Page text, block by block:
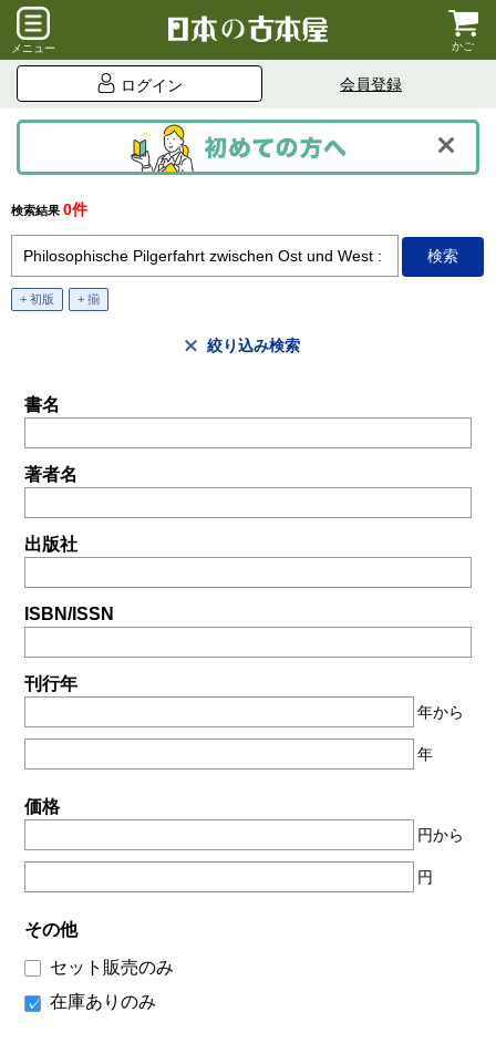
メニュー かご
ログイン 会員登録
検索結果 0件
+ 初版 + 揃
絞り込み検索
書名
著者名
出版社
ISBN/ISSN
刊行年
年から
年
価格
円から
円
その他
セット販売のみ
在庫ありのみ